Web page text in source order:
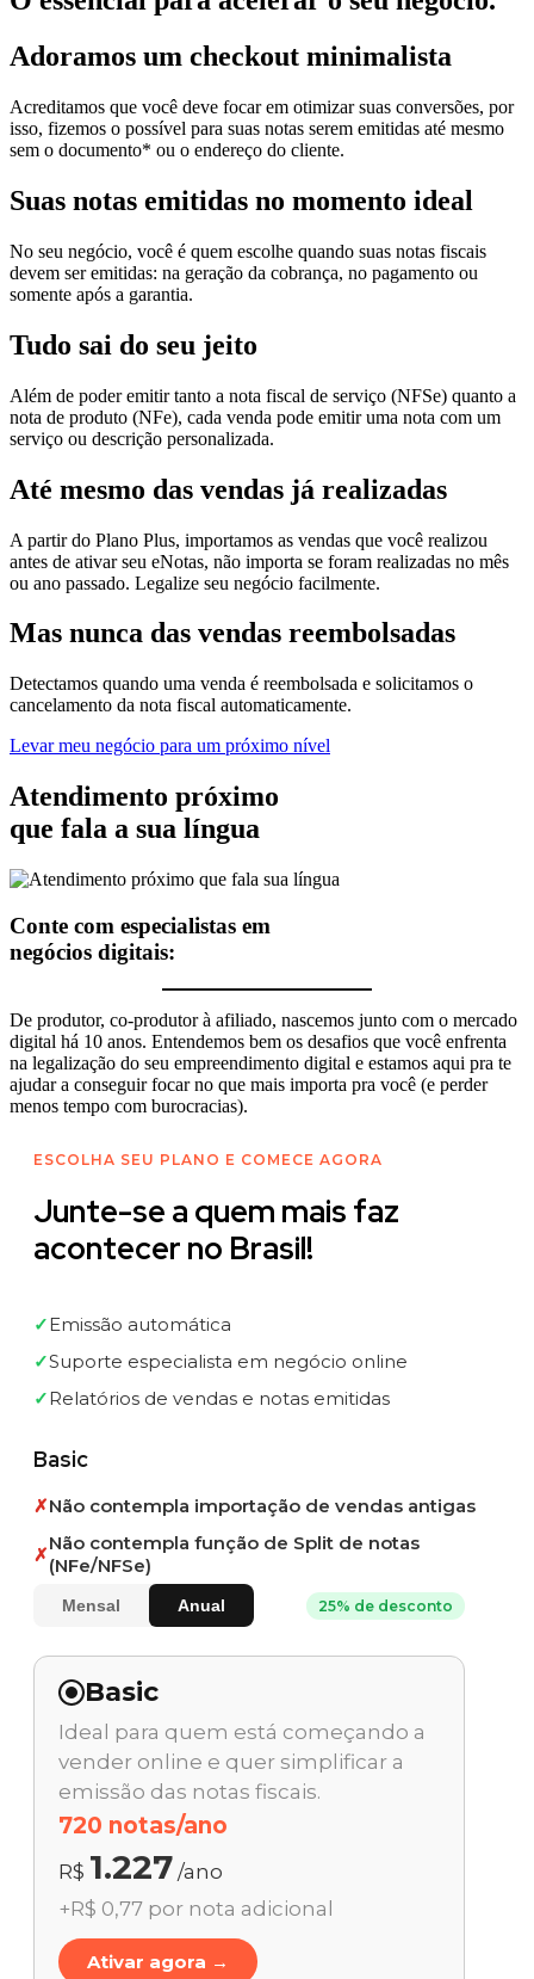
Adoramos um checkout minimalista
Acreditamos que você deve focar em otimizar suas conversões, por
isso, fizemos o possível para suas notas serem emitidas até mesmo
sem o documento* ou o endereço do cliente.
Suas notas emitidas no momento ideal
No seu negócio, você é quem escolhe quando suas notas fiscais
devem ser emitidas: na geração da cobrança, no pagamento ou
somente após a garantia.
Tudo sai do seu jeito
Além de poder emitir tanto a nota fiscal de serviço (NFSe) quanto a
nota de produto (NFe), cada venda pode emitir uma nota com um
serviço ou descrição personalizada.
Até mesmo das vendas já realizadas
A partir do Plano Plus, importamos as vendas que você realizou
antes de ativar seu eNotas, não importa se foram realizadas no mês
ou ano passado. Legalize seu negócio facilmente.
Mas nunca das vendas reembolsadas
Detectamos quando uma venda é reembolsada e solicitamos o
cancelamento da nota fiscal automaticamente.
Levar meu negócio para um próximo nível
Atendimento próximo
que fala a sua língua
Conte com especialistas em
negócios digitais:
De produtor, co-produtor à afiliado, nascemos junto com o mercado
digital há 10 anos. Entendemos bem os desafios que você enfrenta
na legalização do seu empreendimento digital e estamos aqui pra te
ajudar a conseguir focar no que mais importa pra você (e perder
menos tempo com burocracias).
ESCOLHA SEU PLANO E COMECE AGORA
Junte-se a quem mais faz
acontecer no Brasil!
✓Emissão automática
✓Suporte especialista em negócio online
✓Relatórios de vendas e notas emitidas
Basic
✗Não contempla importação de vendas antigas
✗Não contempla função de Split de notas
(NFe/NFSe)
Mensal Anual 25% de desconto
Basic
Ideal para quem está começando a
vender online e quer simplificar a
emissão das notas fiscais.
720 notas/ano
R$ 1.227 /ano
+R$ 0,77 por nota adicional
Ativar agora →